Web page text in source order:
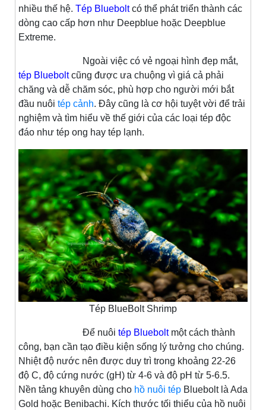
nhiều thế hệ. Tép Blueboltcó thể phát triển thành các
dòng cao cấp hơn như Deepblue hoặc Deepblue
Extreme.
Ngoài việc có vẻ ngoại hình đẹp mắt,
tép Blueboltcũng được ưa chuộng vì giá cả phải
chăng và dễ chăm sóc, phù hợp cho người mới bắt
đầu nuôi tép cảnh. Đây cũng là cơ hội tuyệt vời để trải
nghiệm và tìm hiểu về thế giới của các loại tép độc
đáo như tép ong hay tép lạnh.
Tép BlueBolt Shrimp
Để nuôi tép Blueboltmột cách thành
công, bạn cần tạo điều kiện sống lý tưởng cho chúng.
Nhiệt độ nước nên được duy trì trong khoảng 22-26
độ C, độ cứng nước (gH) từ 4-6 và độ pH từ 5-6.5.
Nền tảng khuyên dùng cho hồ nuôi tép Bluebolt là Ada
Gold hoặc Benibachi. Kích thước tối thiểu của hồ nuôi